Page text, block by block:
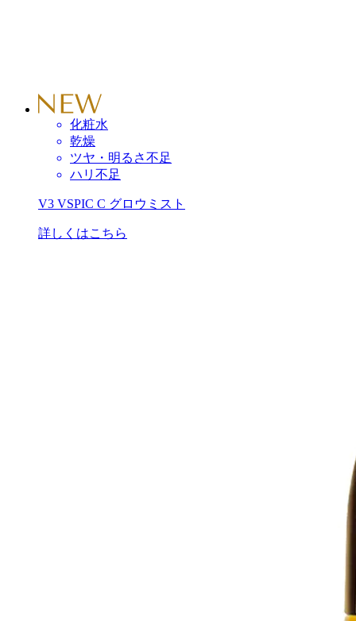
化粧水
乾燥
ツヤ・明るさ不足
ハリ不足
V3 VSPIC C グロウミスト
詳しくはこちら